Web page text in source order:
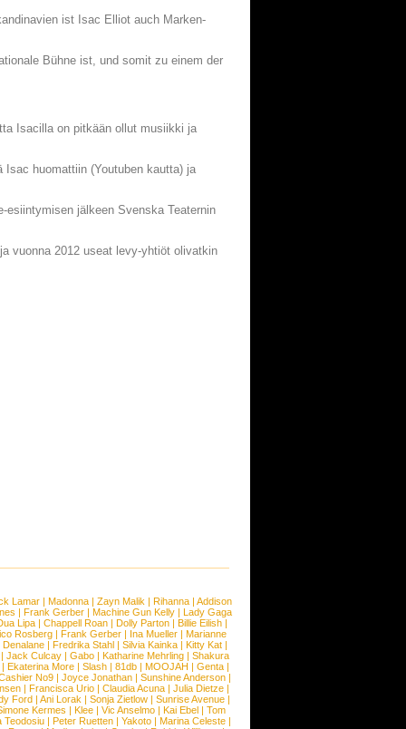
ist Isac Elliot auch Marken-
Bühne ist, und somit zu einem der
Isacilla on pitkään ollut musiikki ja
huomattiin (Youtuben kautta) ja
esiintymisen jälkeen Svenska Teaternin
vuonna 2012 useat levy-yhtiöt olivatkin
Lamar | Madonna | Zayn Malik | Rihanna | Addison
| Frank Gerber| Machine Gun Kelly| Lady Gaga
Lipa | Chappell Roan | Dolly Parton | Billie Eilish |
Rosberg| Frank Gerber| Ina Mueller| Marianne
Denalane | Fredrika Stahl | Silvia Kainka | Kitty Kat |
Jack Culcay | Gabo | Katharine Mehrling | Shakura
Ekaterina More| Slash| 81db| MOOJAH | Genta|
No9 | Joyce Jonathan | Sunshine Anderson |
| Francisca Urio | Claudia Acuna | Julia Dietze |
Ford | Ani Lorak | Sonja Zietlow | Sunrise Avenue |
Kermes | Klee| Vic Anselmo| Kai Ebel| Tom
Teodosiu| Peter Ruetten| Yakoto| Marina Celeste|